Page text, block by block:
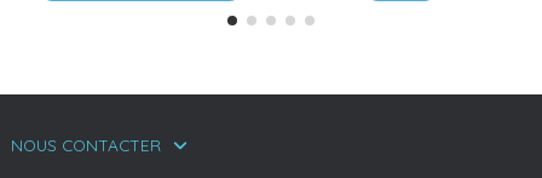
NOUS CONTACTER